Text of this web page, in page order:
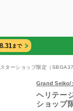
古販売について
まで
ターショップ限定（
Grand Seiko/
ヘリテー
ショップ